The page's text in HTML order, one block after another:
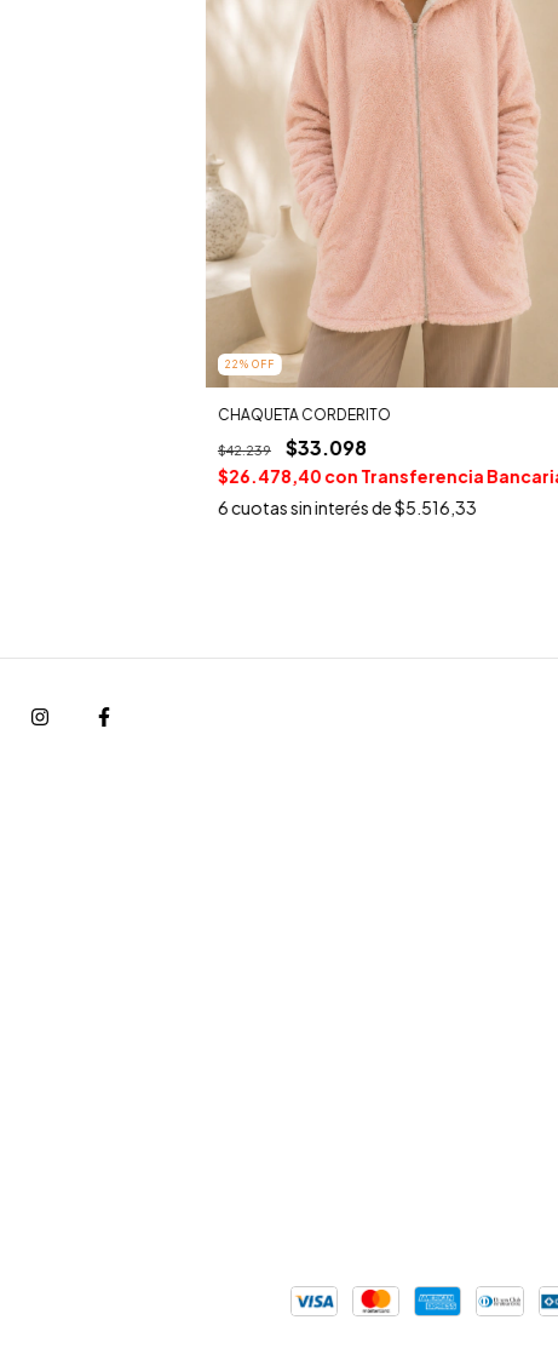
22 % OFF
CHAQUETA CORDERITO
$42.239 $33.098
$26.478,40conTransferencia
6cuotas sin interés de$5.516,33